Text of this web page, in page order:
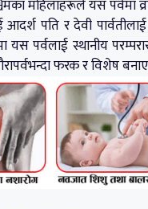
महिलाहरूले यस पर्वमा
पति र देवी
यस पर्वलाई स्थानीय
फरक र विशेष